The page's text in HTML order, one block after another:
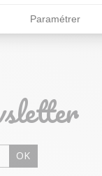
Paramétrer
OK